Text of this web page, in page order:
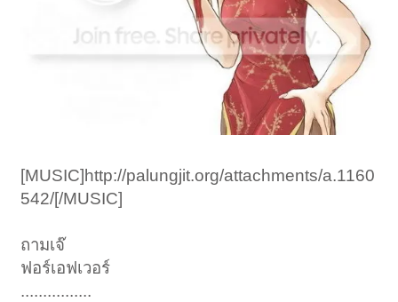
[MUSIC]http://palungjit.org/attachments/a.1160
542/[/MUSIC]
ถามเจ๊
ฟอร์เอฟเวอร์
................